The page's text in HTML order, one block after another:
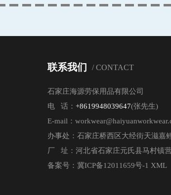
联系我们 / CONTACT
石家庄海源劳保用品有限公司
电 话： +8619948039647(张先生)
E-mail：
办事处：石家庄桥西区大经街天滋嘉
厂 址：河北省石家庄元氏县马村镇
备案号： 冀ICP备12011659号-1 XML